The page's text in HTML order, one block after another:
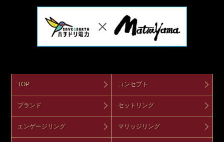
TOP コンセプト
ブランド セットリング
エンゲージリング マリッジリング